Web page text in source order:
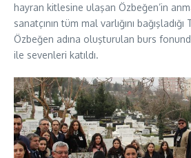
hayran kitlesine ulaşan Özbeğen’in
sanatçının tüm mal varlığını
Özbeğen adına oluşturulan burs
ile sevenleri katıldı.